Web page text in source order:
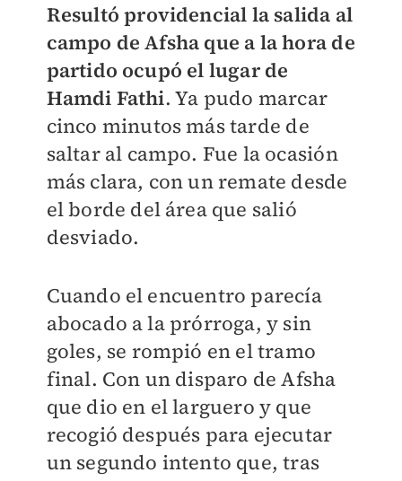
Resultó providencial la salida al
campo de Afsha que a la hora de
partido ocupó el lugar de
Hamdi Fathi. Ya pudo marcar
cinco minutos más tarde de
saltar al campo. Fue la ocasión
más clara, con un remate desde
el borde del área que salió
desviado.
Cuando el encuentro parecía
abocado a la prórroga, y sin
goles, se rompió en el tramo
final. Con un disparo de Afsha
que dio en el larguero y que
recogió después para ejecutar
un segundo intento que, tras